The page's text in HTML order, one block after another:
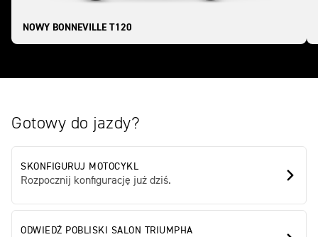
NOWY BONNEVILLE T120
Gotowy do jazdy?
SKONFIGURUJ MOTOCYKL
Rozpocznij konfigurację już dziś.
ODWIEDŹ POBLISKI SALON TRIUMPHA